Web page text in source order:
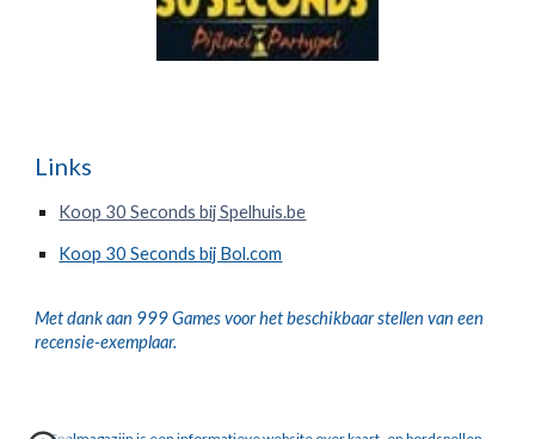
Links
Koop 30 Seconds bij Spelhuis.be
Koop 30 Seconds bij Bol.com
Met dank aan 999 Games voor het beschikbaar stellen van een
recensie-exemplaar.